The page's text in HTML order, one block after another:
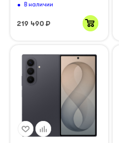
В наличии
219 490 ₽